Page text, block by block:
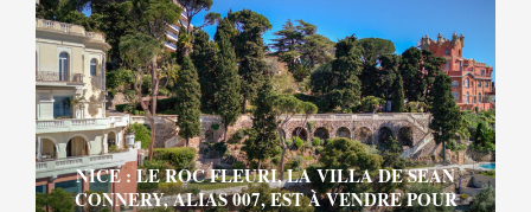
NICE : LE ROC FLEURI, LA VILLA DE SEAN
CONNERY, ALIAS 007, EST À VENDRE POUR